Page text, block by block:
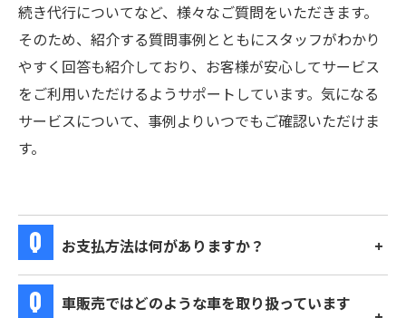
続き代行についてなど、様々なご質問をいただきます。
そのため、紹介する質問事例とともにスタッフがわかり
やすく回答も紹介しており、お客様が安心してサービス
をご利用いただけるようサポートしています。気になる
サービスについて、事例よりいつでもご確認いただけま
す。
お支払方法は何がありますか？
車販売ではどのような車を取り扱っています